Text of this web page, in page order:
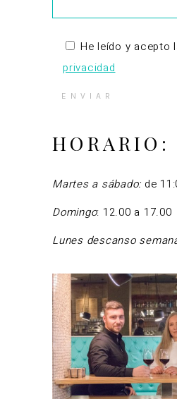
He leído y acepto
privacidad
HORARIO:
Martes a sábado: de
Domingo: 12.00 a 17.00
Lunes descanso